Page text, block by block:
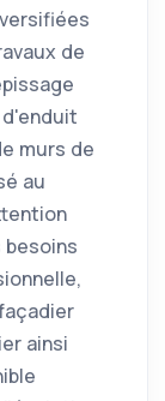
de
murs de
au
ainsi